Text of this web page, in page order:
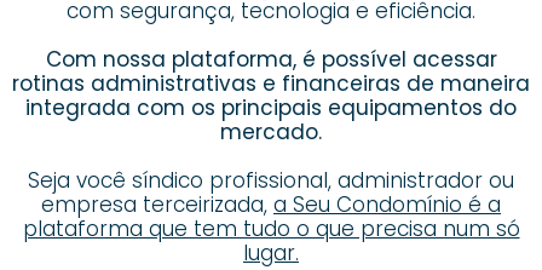
com segurança, tecnologia e eficiência.
Com nossa plataforma, é possível acessar
rotinas administrativas e financeiras de maneira
integrada com os principais equipamentos do
mercado.
Seja você síndico profissional, administrador ou
empresa terceirizada, a Seu Condomínio é a
plataforma que tem tudo o que precisa num só
lugar.